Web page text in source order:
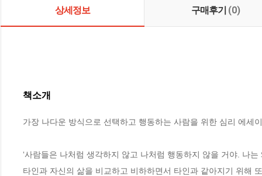
상세정보 구매후기 (0)
책소개
가장 나다운 방식으로 선택하고 행동하는 사람을 위한 심리 에세이
‘사람들은 나처럼 생각하지 않고 나처럼 행동하지 않을 거야. 나
타인과 자신의 삶을 비교하고 비하하면서 타인과 같아지기 위해